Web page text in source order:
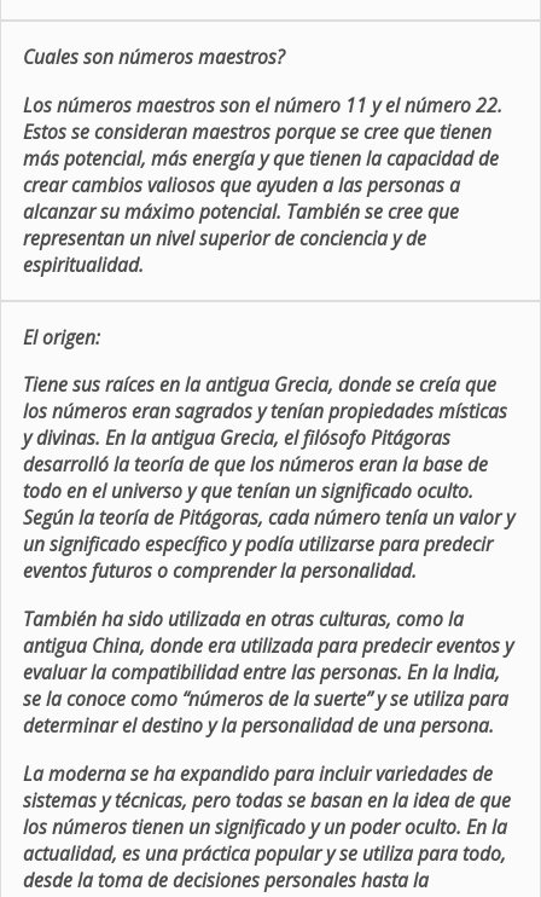
Cuales son números maestros?
Los números maestros son el número 11 y el número 22.
Estos se consideran maestros porque se cree que tienen
más potencial, más energía y que tienen la capacidad de
crear cambios valiosos que ayuden a las personas a
alcanzar su máximo potencial. También se cree que
representan un nivel superior de conciencia y de
espiritualidad.
El origen:
Tiene sus raíces en la antigua Grecia, donde se creía que
los números eran sagrados y tenían propiedades místicas
y divinas. En la antigua Grecia, el filósofo Pitágoras
desarrolló la teoría de que los números eran la base de
todo en el universo y que tenían un significado oculto.
Según la teoría de Pitágoras, cada número tenía un valor y
un significado específico y podía utilizarse para predecir
eventos futuros o comprender la personalidad.
También ha sido utilizada en otras culturas, como la
antigua China, donde era utilizada para predecir eventos y
evaluar la compatibilidad entre las personas. En la India,
se la conoce como “números de la suerte” y se utiliza para
determinar el destino y la personalidad de una persona.
La moderna se ha expandido para incluir variedades de
sistemas y técnicas, pero todas se basan en la idea de que
los números tienen un significado y un poder oculto. En la
actualidad, es una práctica popular y se utiliza para todo,
desde la toma de decisiones personales hasta la